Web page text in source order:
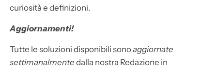
curiosità e definizioni.
Aggiornamenti!
Tutte le soluzioni disponibili sonoaggiornate
settimanalmente dalla nostra Redazione in